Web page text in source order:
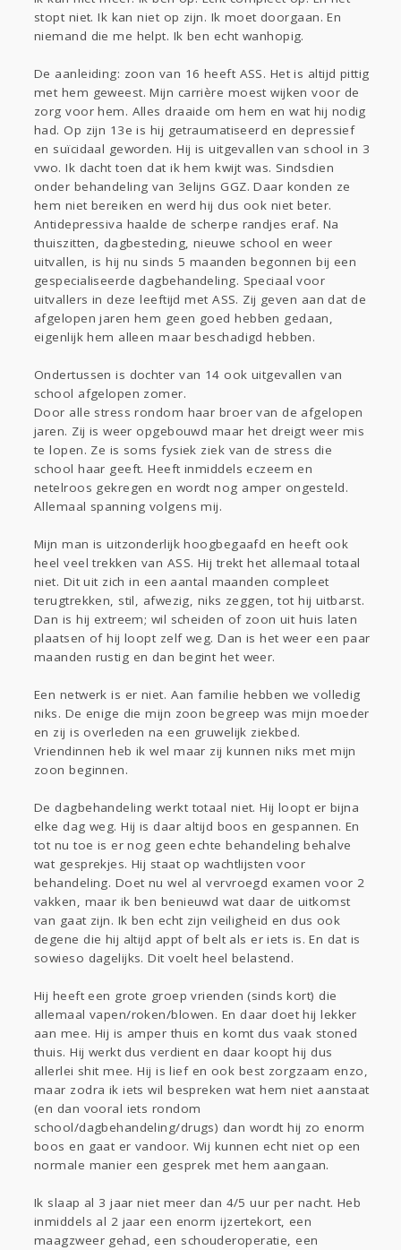
Viva zoekt
Gevraagd
Horen Doen
stopt niet. Ik kan niet op zijn. Ik moet doorgaan. En
niemand die me helpt. Ik ben echt wanhopig.
De aanleiding: zoon van 16 heeft ASS. Het is altijd pittig
met hem geweest. Mijn carrière moest wijken voor de
zorg voor hem. Alles draaide om hem en wat hij nodig
had. Op zijn 13e is hij getraumatiseerd en depressief
en suïcidaal geworden. Hij is uitgevallen van school in 3
vwo. Ik dacht toen dat ik hem kwijt was. Sindsdien
onder behandeling van 3elijns GGZ. Daar konden ze
hem niet bereiken en werd hij dus ook niet beter.
Antidepressiva haalde de scherpe randjes eraf. Na
thuiszitten, dagbesteding, nieuwe school en weer
uitvallen, is hij nu sinds 5 maanden begonnen bij een
gespecialiseerde dagbehandeling. Speciaal voor
uitvallers in deze leeftijd met ASS. Zij geven aan dat de
afgelopen jaren hem geen goed hebben gedaan,
eigenlijk hem alleen maar beschadigd hebben.
Ondertussen is dochter van 14 ook uitgevallen van
school afgelopen zomer.
Door alle stress rondom haar broer van de afgelopen
jaren. Zij is weer opgebouwd maar het dreigt weer mis
te lopen. Ze is soms fysiek ziek van de stress die
school haar geeft. Heeft inmiddels eczeem en
netelroos gekregen en wordt nog amper ongesteld.
Allemaal spanning volgens mij.
Mijn man is uitzonderlijk hoogbegaafd en heeft ook
heel veel trekken van ASS. Hij trekt het allemaal totaal
niet. Dit uit zich in een aantal maanden compleet
terugtrekken, stil, afwezig, niks zeggen, tot hij uitbarst.
Dan is hij extreem; wil scheiden of zoon uit huis laten
plaatsen of hij loopt zelf weg. Dan is het weer een paar
maanden rustig en dan begint het weer.
Een netwerk is er niet. Aan familie hebben we volledig
niks. De enige die mijn zoon begreep was mijn moeder
en zij is overleden na een gruwelijk ziekbed.
Vriendinnen heb ik wel maar zij kunnen niks met mijn
zoon beginnen.
De dagbehandeling werkt totaal niet. Hij loopt er bijna
elke dag weg. Hij is daar altijd boos en gespannen. En
tot nu toe is er nog geen echte behandeling behalve
wat gesprekjes. Hij staat op wachtlijsten voor
behandeling. Doet nu wel al vervroegd examen voor 2
vakken, maar ik ben benieuwd wat daar de uitkomst
van gaat zijn. Ik ben echt zijn veiligheid en dus ook
degene die hij altijd appt of belt als er iets is. En dat is
sowieso dagelijks. Dit voelt heel belastend.
Hij heeft een grote groep vrienden (sinds kort) die
allemaal vapen/roken/blowen. En daar doet hij lekker
aan mee. Hij is amper thuis en komt dus vaak stoned
thuis. Hij werkt dus verdient en daar koopt hij dus
allerlei shit mee. Hij is lief en ook best zorgzaam enzo,
maar zodra ik iets wil bespreken wat hem niet aanstaat
(en dan vooral iets rondom
school/dagbehandeling/drugs) dan wordt hij zo enorm
boos en gaat er vandoor. Wij kunnen echt niet op een
normale manier een gesprek met hem aangaan.
Ik slaap al 3 jaar niet meer dan 4/5 uur per nacht. Heb
inmiddels al 2 jaar een enorm ijzertekort, een
maagzweer gehad, een schouderoperatie, een